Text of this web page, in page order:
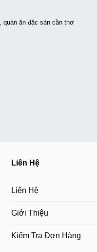
quán ăn đặc sản cần thơ
Liên Hệ
Liên Hệ
Giới Thiệu
Kiểm Tra Đơn Hàng